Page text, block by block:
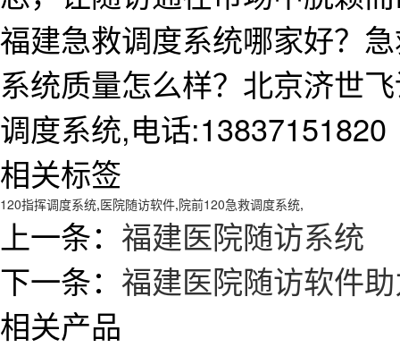
福建急救调度系统哪家好？
系统质量怎么样？北京济世
调度系统,电话:13837151820
相关标签
120指挥调度系统,医院随访软件,院前120急救调度系统,
上一条： 福建医院随访系统
下一条： 福建医院随访软件
相关产品